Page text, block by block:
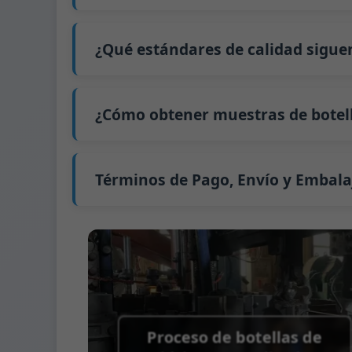
extiende a 45 días.
El envío desde China tarda
¿Qué estándares de calidad
GB4806.5一2016 <Estándar Nacional de
(CE) No. 1935/2004 Migración de metales
¿Cómo obtener muestras de
Normalmente enviamos muestras a
Términos de Pago, Envío y
Métodos de pago admitidos para los
Término de envío:
EXW, FOB, CFR, CIF
Términos de embalaje:
Palés + Divisores,
Proceso de botellas de